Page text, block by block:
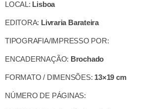
LOCAL: Lisboa
EDITORA: Livraria Barateira
TIPOGRAFIA/IMPRESSO POR:
ENCADERNAÇÃO: Brochado
FORMATO / DIMENSÕES: 13×19 cm
NÚMERO DE PÁGINAS: